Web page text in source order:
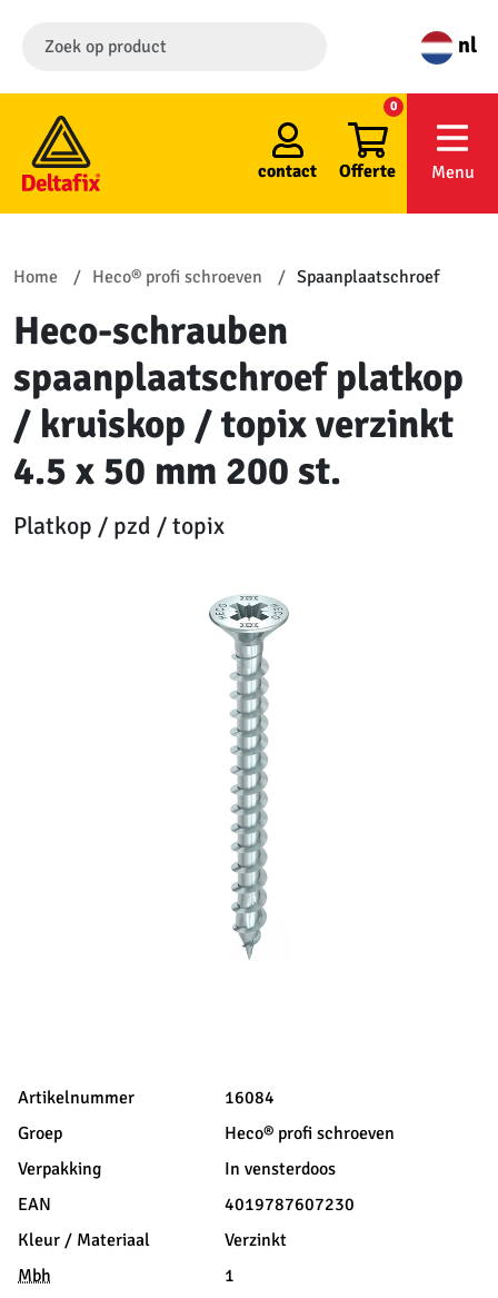
nl
contact Offerte
0
Menu
Home Heco® profi schroeven Spaanplaatschroef
Heco-schrauben
spaanplaatschroef platkop
/ kruiskop / topix verzinkt
4.5 x 50 mm 200 st.
Platkop / pzd / topix
Artikelnummer
16084
Groep
Heco® profi schroeven
Verpakking
In vensterdoos
EAN
4019787607230
Kleur / Materiaal
Verzinkt
Mbh
1